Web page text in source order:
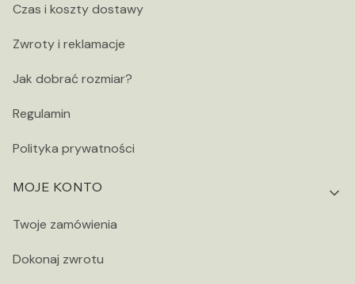
Czas i koszty dostawy
Zwroty i reklamacje
Jak dobrać rozmiar?
Regulamin
Polityka prywatności
MOJE KONTO
Twoje zamówienia
Dokonaj zwrotu